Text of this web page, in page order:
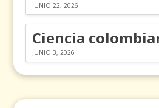
JUNIO 22, 2026
JUNIO 3, 2026